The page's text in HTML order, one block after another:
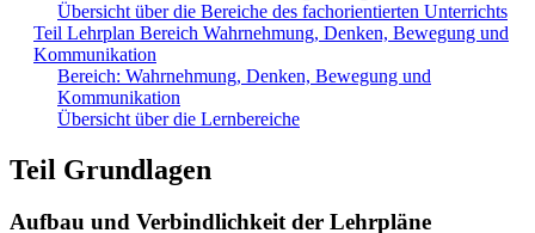
Übersicht über die Bereiche des fachorientierten Unterrichts
Teil Lehrplan Bereich Wahrnehmung, Denken, Bewegung und
Kommunikation
Bereich: Wahrnehmung, Denken, Bewegung und
Kommunikation
Übersicht über die Lernbereiche
Teil Grundlagen
Aufbau und Verbindlichkeit der Lehrpläne